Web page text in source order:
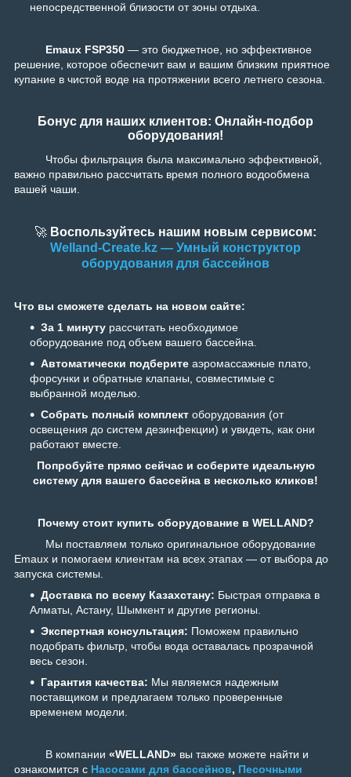
непосредственной близости от зоны отдыха.
Emaux FSP350 — это бюджетное, но эффективное
решение, которое обеспечит вам и вашим близким приятное
купание в чистой воде на протяжении всего летнего сезона.
Бонус для наших клиентов: Онлайн-подбор
оборудования!
Чтобы фильтрация была максимально эффективной,
важно правильно рассчитать время полного водообмена
вашей чаши.
🚀 Воспользуйтесь нашим новым сервисом:
Welland-Create.kz — Умный конструктор
оборудования для бассейнов
Что вы сможете сделать на новом сайте:
За 1 минуту рассчитать необходимое
оборудование под объем вашего бассейна.
Автоматически подберите аэромассажные плато,
форсунки и обратные клапаны, совместимые с
выбранной моделью.
Собрать полный комплект оборудования (от
освещения до систем дезинфекции) и увидеть, как они
работают вместе.
Попробуйте прямо сейчас и соберите идеальную
систему для вашего бассейна в несколько кликов!
Почему стоит купить оборудование в WELLAND?
Мы поставляем только оригинальное оборудование
Emaux и помогаем клиентам на всех этапах — от выбора до
запуска системы.
Доставка по всему Казахстану: Быстрая отправка в
Алматы, Астану, Шымкент и другие регионы.
Экспертная консультация: Поможем правильно
подобрать фильтр, чтобы вода оставалась прозрачной
весь сезон.
Гарантия качества: Мы являемся надежным
поставщиком и предлагаем только проверенные
временем модели.
В компании «WELLAND» вы также можете найти и
ознакомится с Насосами для бассейнов, Песочными